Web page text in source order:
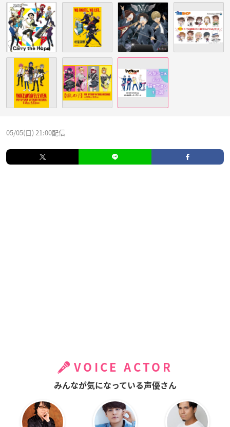
05/05(日) 21:00配信
VOICE ACTOR
みんなが気になっている声優さん